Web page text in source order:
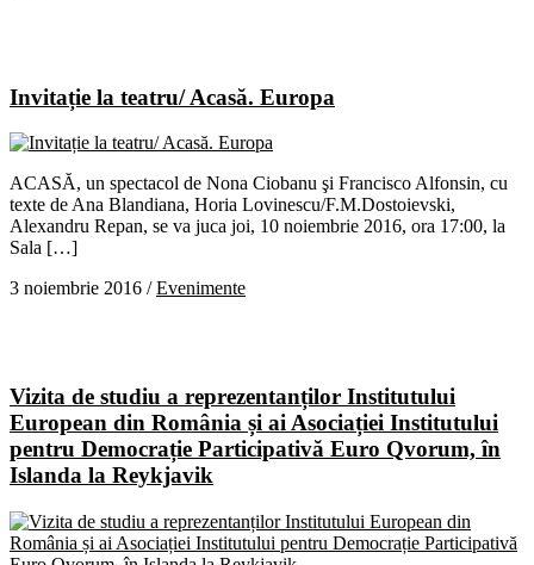
Invitație la teatru/ Acasă. Europa
ACASĂ, un spectacol de Nona Ciobanu şi Francisco Alfonsin, cu
texte de Ana Blandiana, Horia Lovinescu/F.M.Dostoievski,
Alexandru Repan, se va juca joi, 10 noiembrie 2016, ora 17:00, la
Sala […]
3 noiembrie 2016 /Evenimente
Vizita de studiu a reprezentanților Institutului
European din România și ai Asociației Institutului
pentru Democrație Participativă Euro Qvorum, în
Islanda la Reykjavik